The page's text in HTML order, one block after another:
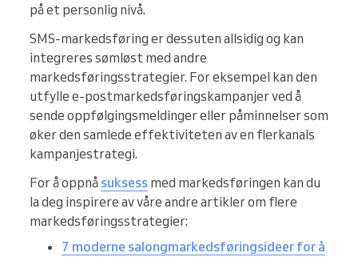
på et personlig nivå.
SMS-markedsføring er dessuten allsidig og kan
integreres sømløst med andre
markedsføringsstrategier. For eksempel kan den
utfylle e-postmarkedsføringskampanjer ved å
sende oppfølgingsmeldinger eller påminnelser som
øker den samlede effektiviteten av en flerkanals
kampanjestrategi.
For å oppnå suksess med markedsføringen kan du
la deg inspirere av våre andre artikler om flere
markedsføringsstrategier:
7 moderne salongmarkedsføringsideer for å